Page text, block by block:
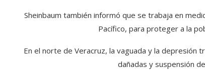
Sheinbaum también informó que se trabaja en
Pacífico, para proteger a la
En el norte de Veracruz, la vaguada y la depresión
dañadas y suspensión